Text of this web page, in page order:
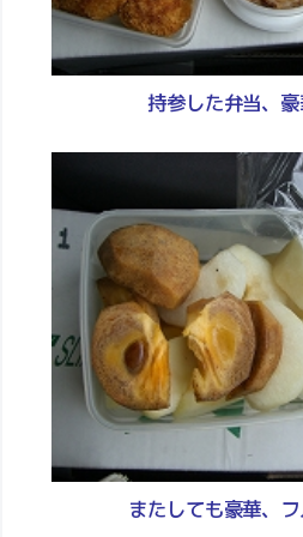
持参した弁当、
またしても豪華、